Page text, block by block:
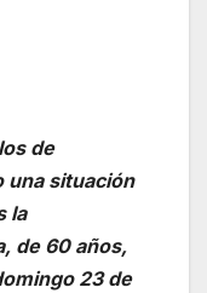
de
una situación
la
de 60 años,
23 de